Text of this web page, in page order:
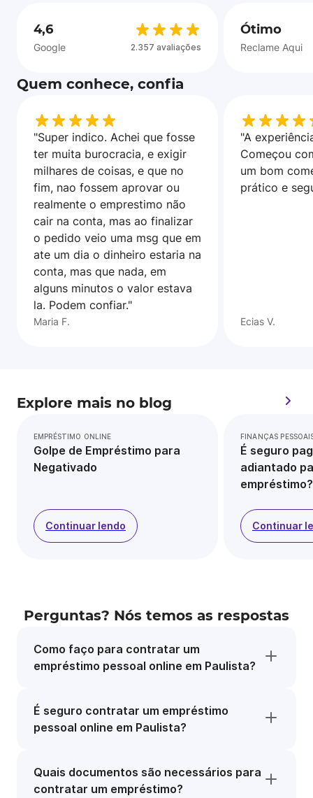
4,6
Google 2.357 avaliações
Ótimo
Reclame Aqui
Quem conhece, confia
"Super indico. Achei que fosse
ter muita burocracia, e exigir
milhares de coisas, e que no
fim, nao fossem aprovar ou
realmente o emprestimo não
cair na conta, mas ao finalizar
o pedido veio uma msg que em
ate um dia o dinheiro estaria na
conta, mas que nada, em
alguns minutos o valor estava
la. Podem confiar."
Maria F.
"A
Começou
um bom
prático e
Ecias V.
Explore mais no blog
EMPRÉSTIMO ONLINE
Golpe de Empréstimo para
Negativado
Continuar lendo
FINANÇAS
É seguro
adiantado
empréstimo?
Continuar
Perguntas? Nós temos as respostas
Como faço para contratar um
empréstimo pessoal online em Paulista?
É seguro contratar um empréstimo
pessoal online em Paulista?
Quais documentos são necessários para
contratar um empréstimo?